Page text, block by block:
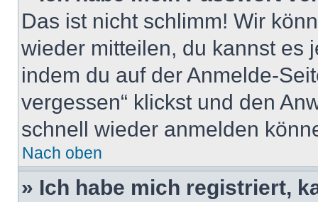
Das ist nicht schlimm! Wir
wieder mitteilen, du kannst es
indem du auf der Anmelde-
vergessen“ klickst und den
schnell wieder anmelden
Nach oben
» Ich habe mich registriert,